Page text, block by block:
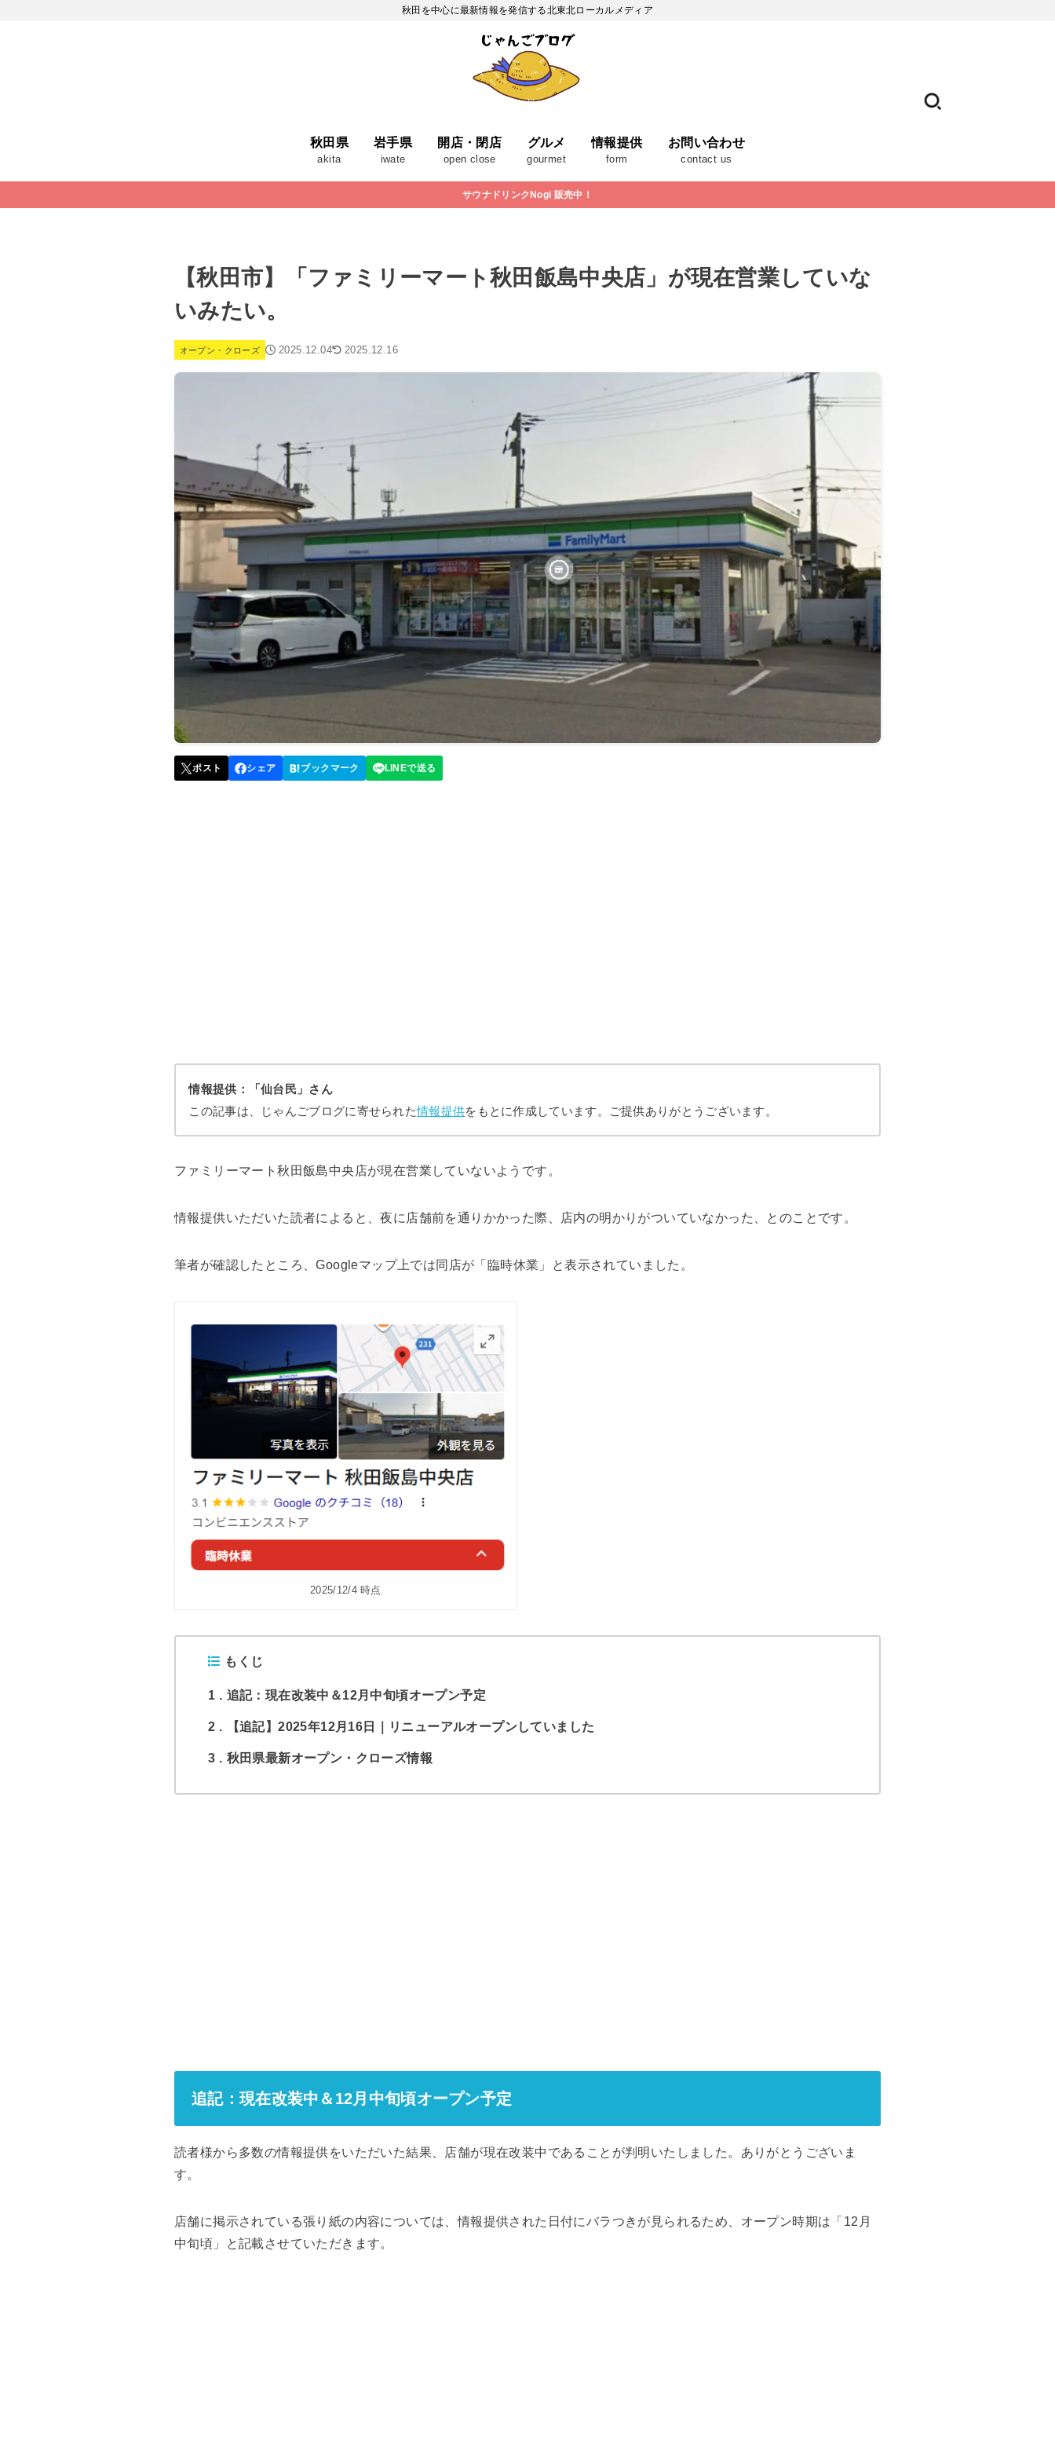
秋田を中心に最新情報を発信する北東北ローカルメディア
秋田県
akita
岩手県
iwate
開店・閉店
open close
グルメ
gourmet
情報提供
form
お問い合わせ
contact us
サウナドリンクNogi 販売中！
【秋田市】「ファミリーマート秋田飯島中央店」が現在営業していな
いみたい。
オープン・クローズ 2025.12.04 2025.12.16
情報提供：「仙台民」さん
この記事は、じゃんごブログに寄せられた情報提供をもとに作成しています。ご提供ありがとうございます。
ファミリーマート秋田飯島中央店が現在営業していないようです。
情報提供いただいた読者によると、夜に店舗前を通りかかった際、店内の明かりがついていなかった、とのことです。
筆者が確認したところ、Googleマップ上では同店が「臨時休業」と表示されていました。
2025/12/4 時点
もくじ
1 追記：現在改装中＆12月中旬頃オープン予定
2 【追記】2025年12月16日｜リニューアルオープンしていました
3 秋田県最新オープン・クローズ情報
追記：現在改装中＆12月中旬頃オープン予定
読者様から多数の情報提供をいただいた結果、店舗が現在改装中であることが判明いたしました。ありがとうございま
す。
店舗に掲示されている張り紙の内容については、情報提供された日付にバラつきが見られるため、オープン時期は「12月
中旬頃」と記載させていただきます。